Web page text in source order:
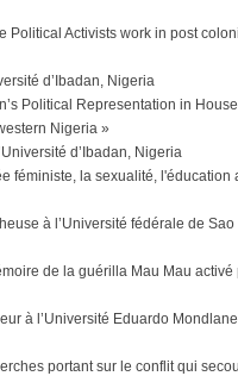
Political Activists work in post
d’Ibadan, Nigeria
Political Representation in
Nigeria »
d’Ibadan, Nigeria
féministe, la sexualité, l'éducation
à l’Université fédérale de Sao
de la guérilla Mau Mau activé
à l’Université Eduardo
portant sur le conflit qui